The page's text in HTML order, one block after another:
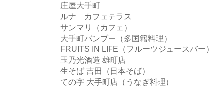
庄屋大手町
ルナ カフェテラス
サンマリ（カフェ）
大手町バンブー（多国籍料理）
FRUITS IN LIFE（フルーツジュースバー）
玉乃光酒造 雄町店
生そば 吉田（日本そば）
ての字 大手町店（うなぎ料理）